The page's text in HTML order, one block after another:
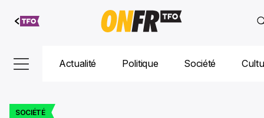
Aller au
contenu
Actualité Politique Société
SOCIÉTÉ